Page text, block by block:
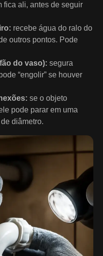
fica ali, antes de seguir
recebe água do ralo do
outros pontos. Pode
do vaso): segura
“engolir” se houver
se o objeto
pode parar em uma
diâmetro.